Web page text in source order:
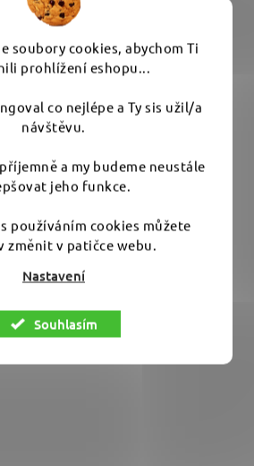
soubory cookies, abychom Ti
prohlížení eshopu...
co nejlépe a Ty sis užil/a
návštěvu.
a my budeme neustále
jeho funkce.
používáním cookies můžete
změnit v patičce webu.
Nastavení
Souhlasím
30 ml - keramická ochrana na
hodnocení
produktu
je
5,0
5
hvězdiček.
Skladem (3 ks)
1 199 Kč
DO KOŠÍKU
ochrana na plasty s extrémně
účinkem. Výdrž a...